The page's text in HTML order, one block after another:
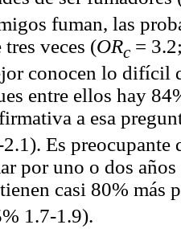
fuman, las
veces (ORc =
conocen lo difícil
entre ellos hay
a esa
Es preocupante
por uno o dos
casi 80% más
1.7-1.9).